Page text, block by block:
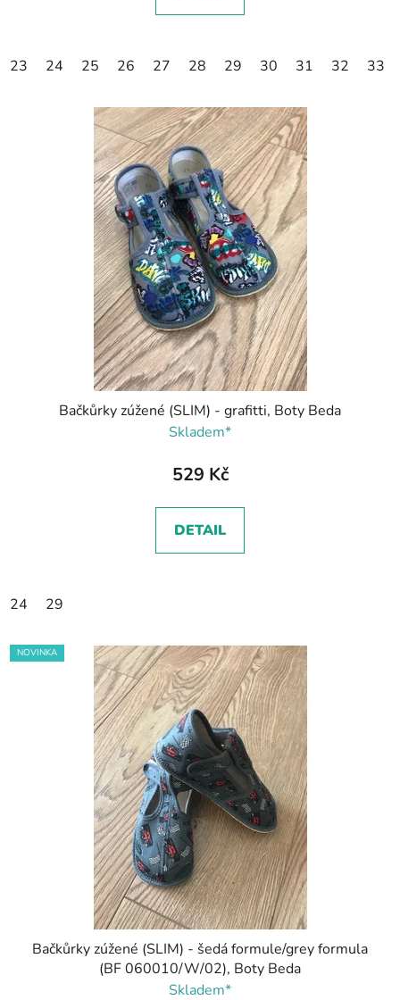
23 24 25 26 27 28 29 30 31 32 33
Bačkůrky zúžené (SLIM) - grafitti, Boty Beda
Skladem*
529 Kč
DETAIL
24 29
NOVINKA
Bačkůrky zúžené (SLIM) - šedá formule/grey formula
(BF 060010/W/02), Boty Beda
Skladem*